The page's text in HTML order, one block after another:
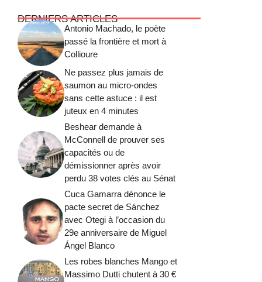
DERNIERS ARTICLES
Antonio Machado, le poète
passé la frontière et mort à
Collioure
Ne passez plus jamais de
saumon au micro-ondes
sans cette astuce : il est
juteux en 4 minutes
Beshear demande à
McConnell de prouver ses
capacités ou de
démissionner après avoir
perdu 38 votes clés au Sénat
Cuca Gamarra dénonce le
pacte secret de Sánchez
avec Otegi à l’occasion du
29e anniversaire de Miguel
Ángel Blanco
Les robes blanches Mango et
Massimo Dutti chutent à 30 €